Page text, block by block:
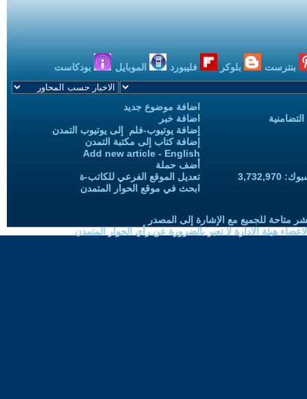
بنترست بلوكر فليبورد الموبايل بودكاست
اضافة موضوع جديد
اضافة خبر
إضافة يوتيوب-فلم إلى يوتيوب التمدن
إضافة كتاب إلى مكتبة التمدن
Add new article - English
أضف حملة
تعديل الموقع الفرعي للكاتب-ة
ابحث في موقع الحوار المتمدن
متاحة للجميع مع الإشارة إلى المصدر
هيئة الادارة لا تعبر بالضرورة عن رأي الحوار المتمدن